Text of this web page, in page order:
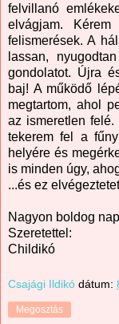
felvillanó
elvágjam.
felismerések. A
lassan,
gondolatot. Újra
baj! A működő
megtartom, ahol
az ismeretlen
tekerem fel a
helyére és
is minden úgy,
...és ez
Nagyon boldog
Szeretettel:
Childikó
Csajági Ildikó dátum:
Megosztás